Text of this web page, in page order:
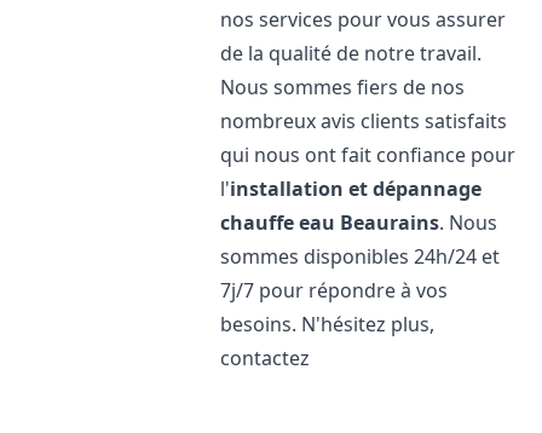
nos services pour vous assurer
de la qualité de notre travail.
Nous sommes fiers de nos
nombreux avis clients satisfaits
qui nous ont fait confiance pour
l'installation et dépannage
chauffe eau Beaurains. Nous
sommes disponibles 24h/24 et
7j/7 pour répondre à vos
besoins. N'hésitez plus,
contactez